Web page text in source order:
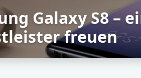
Galaxy S8 –
freuen